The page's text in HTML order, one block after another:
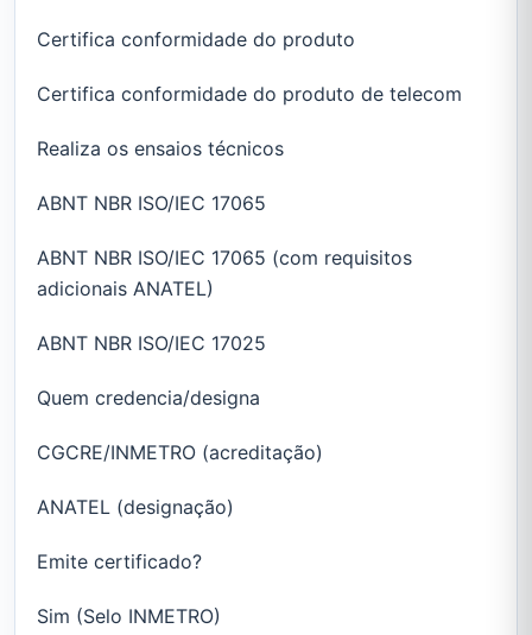
Certifica conformidade do produto
Certifica conformidade do produto de telecom
Realiza os ensaios técnicos
ABNT NBR ISO/IEC 17065
ABNT NBR ISO/IEC 17065 (com requisitos
adicionais ANATEL)
ABNT NBR ISO/IEC 17025
Quem credencia/designa
CGCRE/INMETRO (acreditação)
ANATEL (designação)
Emite certificado?
Sim (Selo INMETRO)